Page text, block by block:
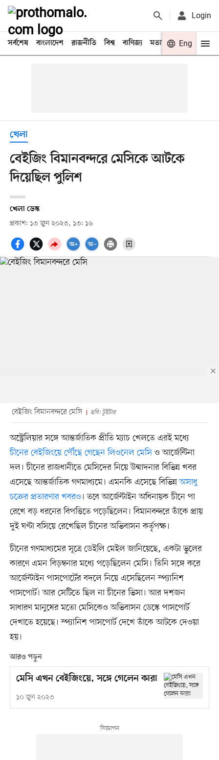
Login
সর্বশেষ বাংলাদেশ রাজনীতি বিশ্ব বাণিজ্য মতামত খেলা
Eng
খেলা
বেইজিং বিমানবন্দরে মেসিকে আটকে
দিয়েছিল পুলিশ
খেলা ডেস্ক
প্রকাশ: ১৩ জুন ২০২৩, ১৩: ১৬
বেইজিং বিমানবন্দরে মেসি ছবি: টুইটার
অস্ট্রেলিয়ার সঙ্গে আন্তর্জাতিক প্রীতি ম্যাচ খেলতে এরই মধ্যে
চীনের বেইজিংয়ে পৌঁছে গেছেন লিওনেল মেসি ও আর্জেন্টিনা
দল। চীনের রাজধানীতে মেসিদের নিয়ে উন্মাদনার বিভিন্ন খবর
এসেছে আন্তর্জাতিক গণমাধ্যমে। এমনকি এসেছে বিভিন্নঅসাধু
চক্রের প্রতারণার খবরও। তবে আর্জেন্টাইন অধিনায়ক চীনে পা
রেখে বড় ধরনের বিপত্তিতে পড়েছিলেন। বিমানবন্দরে তাঁকে প্রায়
দুই ঘণ্টা বসিয়ে রেখেছিল চীনের অভিবাসন কর্তৃপক্ষ।
চীনের গণমাধ্যমের সূত্রে ডেইলি মেইল জানিয়েছে, একটা ভুলের
কারণে এমন বিড়ম্বনার মধ্যে পড়েছিলেন মেসি। তিনি সঙ্গে করে
আর্জেন্টাইন পাসপোর্টের বদলে নিয়ে এসেছিলেন স্প্যানিশ
পাসপোর্ট। আর সেটিতে ছিল না চীনের ভিসা। আর দশজন
সাধারণ মানুষের মতো মেসিকেও অভিবাসন ডেস্কে পাসপোর্ট
দেখাতে হয়েছে। স্প্যানিশ পাসপোর্ট দেখে তাঁকে আটকে দেওয়া
হয়।
আরও পড়ুন
মেসি এখন বেইজিংয়ে, সঙ্গে গেলেন কারা
১০ জুন ২০২৩